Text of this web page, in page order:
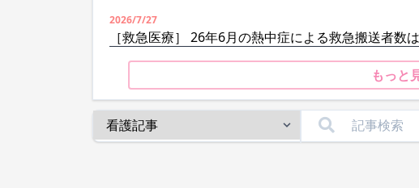
2026/7/27
［救急医療］ 26年6月の熱中症による救急搬送者
もっと